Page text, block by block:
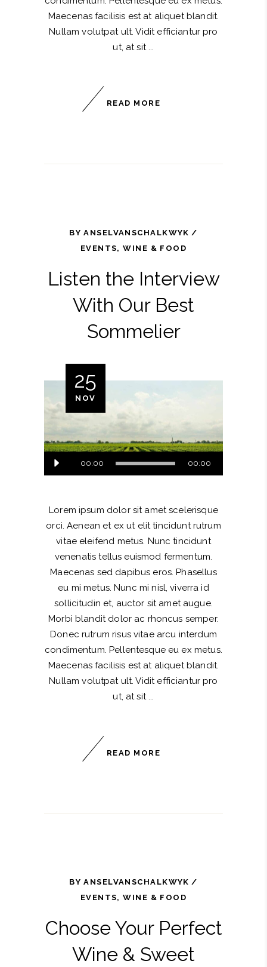
Maecenas facilisis est at aliquet blandit.
Nullam volutpat ult. Vidit efficiantur pro
ut, at sit
READ MORE
BYANSELVANSCHALKWYK
EVENTS,WINE & FOOD
Listen the Interview
With Our Best
Sommelier
25
NOV
Audio
Player
00:00 00:00
Lorem ipsum dolor sit amet scelerisque
orci. Aenean et ex ut elit tincidunt rutrum
vitae eleifend metus. Nunc tincidunt
venenatis tellus euismod fermentum.
Maecenas sed dapibus eros. Phasellus
eu mi metus. Nunc mi nisl, viverra id
sollicitudin et, auctor sit amet augue.
Morbi blandit dolor ac rhoncus semper.
Donec rutrum risus vitae arcu interdum
condimentum. Pellentesque eu ex metus.
Maecenas facilisis est at aliquet blandit.
Nullam volutpat ult. Vidit efficiantur pro
ut, at sit
READ MORE
BYANSELVANSCHALKWYK
EVENTS,WINE & FOOD
Choose Your Perfect
Wine & Sweet